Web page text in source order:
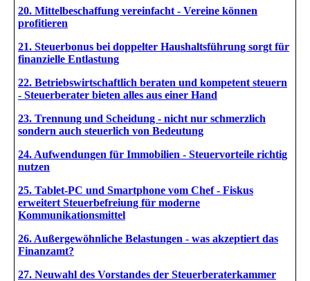
20. Mittelbeschaffung vereinfacht - Vereine können
profitieren
21. Steuerbonus bei doppelter Haushaltsführung sorgt für
finanzielle Entlastung
22. Betriebswirtschaftlich beraten und kompetent steuern
- Steuerberater bieten alles aus einer Hand
23. Trennung und Scheidung - nicht nur schmerzlich
sondern auch steuerlich von Bedeutung
24. Aufwendungen für Immobilien - Steuervorteile richtig
nutzen
25. Tablet-PC und Smartphone vom Chef - Fiskus
erweitert Steuerbefreiung für moderne
Kommunikationsmittel
26. Außergewöhnliche Belastungen - was akzeptiert das
Finanzamt?
27. Neuwahl des Vorstandes der Steuerberaterkammer